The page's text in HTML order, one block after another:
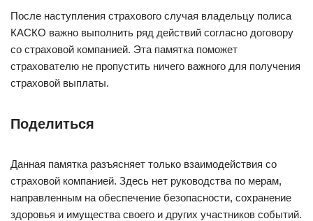
После наступления страхового случая владельцу полиса
КАСКО важно выполнить ряд действий согласно договору
со страховой компанией. Эта памятка поможет
страхователю не пропустить ничего важного для получения
страховой выплаты.
Поделиться
Данная памятка разъясняет только взаимодействия со
страховой компанией. Здесь нет руководства по мерам,
направленным на обеспечение безопасности, сохранение
здоровья и имущества своего и других участников событий.